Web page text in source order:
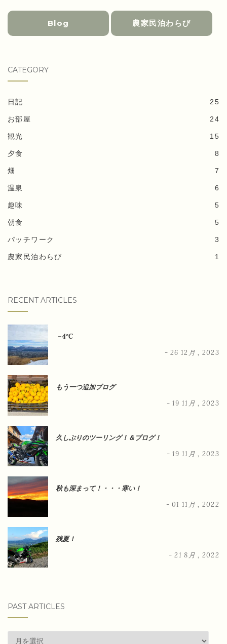
Blog 農家民泊わらび
CATEGORY
日記 25
お部屋 24
観光 15
夕食 8
畑 7
温泉 6
趣味 5
朝食 5
パッチワーク 3
農家民泊わらび 1
RECENT ARTICLES
－4°C
- 26 12月 , 2023
もう一つ追加ブログ
- 19 11月 , 2023
久しぶりのツーリング！＆ブログ！
- 19 11月 , 2023
秋も深まって！・・・寒い！
- 01 11月 , 2022
残夏！
- 21 8月 , 2022
PAST ARTICLES
past